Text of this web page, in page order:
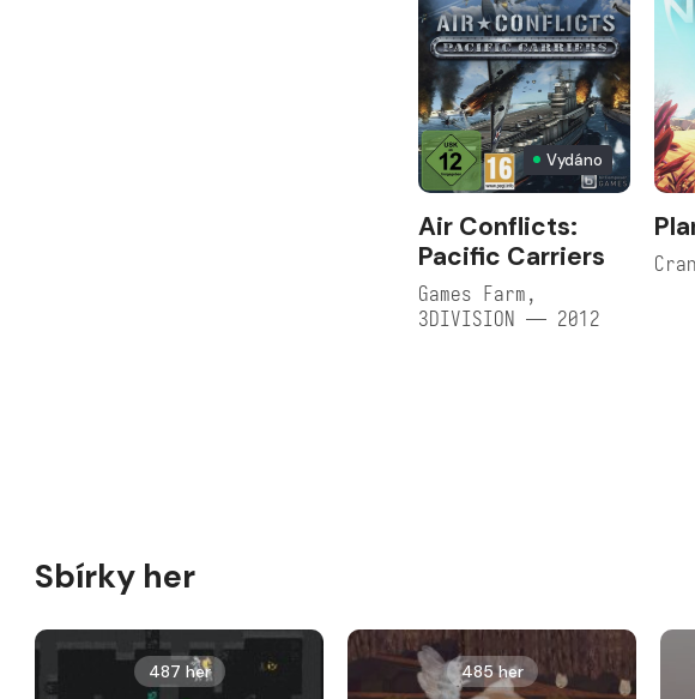
Vydáno
Air Conflicts:
Pacific Carriers
Games Farm,
3DIVISION — 2012
Sbírky her
487 her 485 her